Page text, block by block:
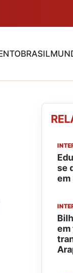
BRASIL
se
em
em